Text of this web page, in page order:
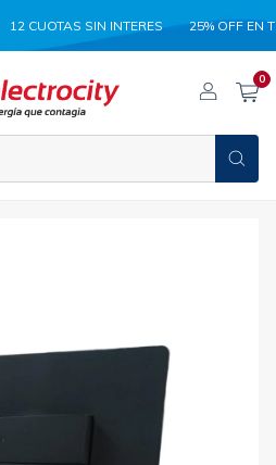
SIN INTERES 25% OFF EN
0